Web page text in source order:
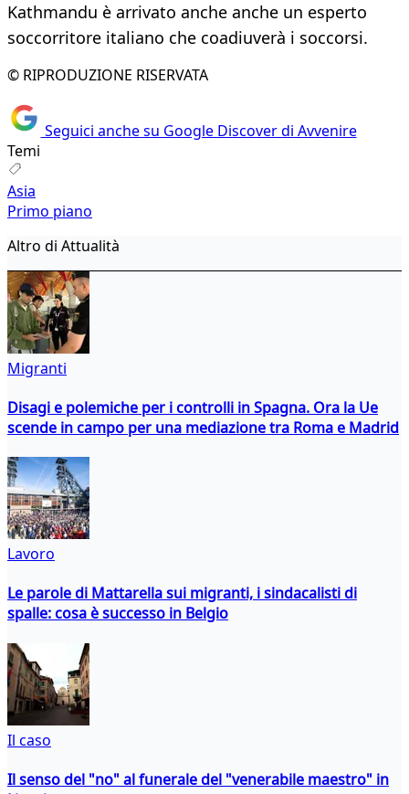
Kathmandu è arrivato anche anche un esperto
soccorritore italiano che coadiuverà i soccorsi.
© RIPRODUZIONE RISERVATA
Seguici anche su Google Discover di Avvenire
Temi
Asia
Primo piano
Altro di Attualità
Migranti
Disagi e polemiche per i controlli in Spagna. Ora la Ue
scende in campo per una mediazione tra Roma e Madrid
Lavoro
Le parole di Mattarella sui migranti, i sindacalisti di
spalle: cosa è successo in Belgio
Il caso
Il senso del "no" al funerale del "venerabile maestro" in